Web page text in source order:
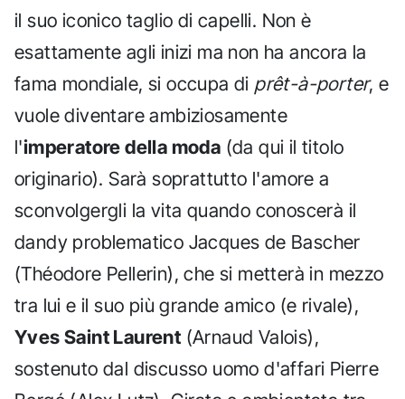
il suo iconico taglio di capelli. Non è
esattamente agli inizi ma non ha ancora la
fama mondiale, si occupa di prêt-à-porter, e
vuole diventare ambiziosamente
l'imperatore della moda (da qui il titolo
originario). Sarà soprattutto l'amore a
sconvolgergli la vita quando conoscerà il
dandy problematico Jacques de Bascher
(Théodore Pellerin), che si metterà in mezzo
tra lui e il suo più grande amico (e rivale),
Yves Saint Laurent (Arnaud Valois),
sostenuto dal discusso uomo d'affari Pierre